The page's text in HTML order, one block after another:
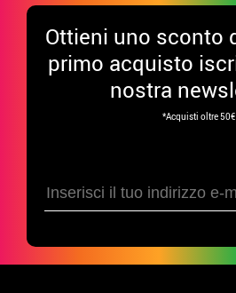
Ottieni uno sconto
primo acquisto
nostra
*Acquisti oltre 50€